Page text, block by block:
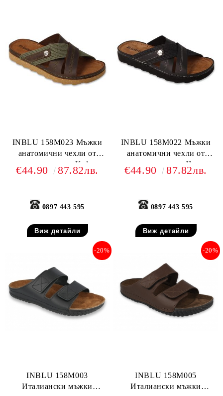
INBLU 158M023 Mъжки
анатомични чехли от
естествена кожа, Кафяви
€44.90 87.82лв.
0897 443 595
Виж детайли
INBLU 158M022 Mъжки
анатомични чехли от
естествена кожа, Черни
€44.90 87.82лв.
0897 443 595
Виж детайли
INBLU 158M003
Италиански мъжки
-20%
INBLU 158M005
Италиански мъжки
-20%